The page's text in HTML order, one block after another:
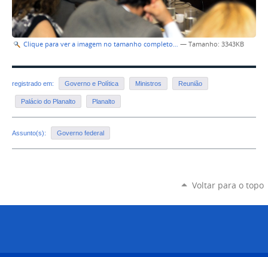
Clique para ver a imagem no tamanho completo… — Tamanho: 3343KB
registrado em: Governo e Política Ministros Reunião
Palácio do Planalto Planalto
Assunto(s): Governo federal
Voltar para o topo